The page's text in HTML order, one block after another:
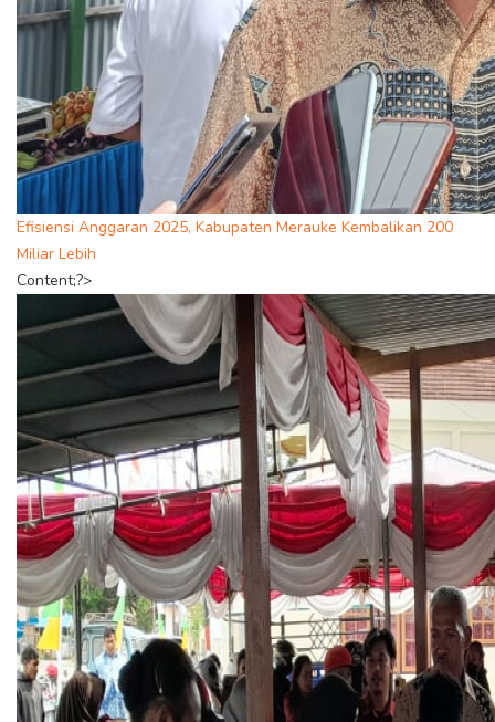
Efisiensi Anggaran 2025, Kabupaten Merauke Kembalikan 200
Miliar Lebih
Content;?>